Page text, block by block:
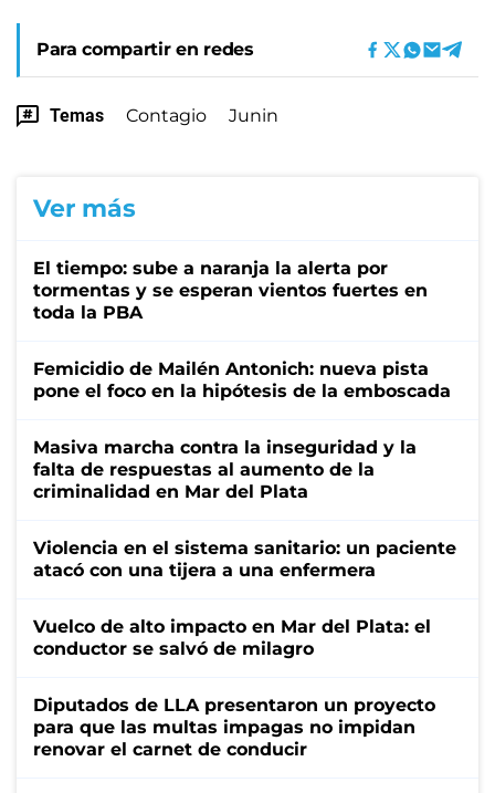
Para compartir en redes
Temas Contagio Junin
Ver más
El tiempo: sube a naranja la alerta por
tormentas y se esperan vientos fuertes en
toda la PBA
Femicidio de Mailén Antonich: nueva pista
pone el foco en la hipótesis de la emboscada
Masiva marcha contra la inseguridad y la
falta de respuestas al aumento de la
criminalidad en Mar del Plata
Violencia en el sistema sanitario: un paciente
atacó con una tijera a una enfermera
Vuelco de alto impacto en Mar del Plata: el
conductor se salvó de milagro
Diputados de LLA presentaron un proyecto
para que las multas impagas no impidan
renovar el carnet de conducir